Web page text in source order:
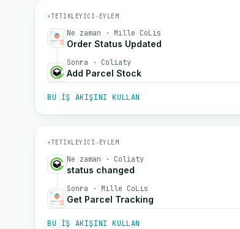
⚡TETIKLEYICI→EYLEM
Ne zaman · Mille CoLis
Order Status Updated
Sonra · Coliaty
Add Parcel Stock
BU IŞ AKIŞINI KULLAN
⚡TETIKLEYICI→EYLEM
Ne zaman · Coliaty
status changed
Sonra · Mille CoLis
Get Parcel Tracking
BU IŞ AKIŞINI KULLAN